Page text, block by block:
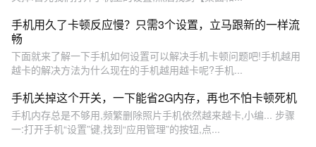
手机用久了卡顿反应慢？只需3个设置，立马跟新的一样流
畅
下面就来了解一下手机如何设置可以解决手机卡顿问题吧!手机越用
越卡的解决方法为什么现在的手机越用越卡呢?手机...
手机关掉这个开关，一下能省2G内存，再也不怕卡顿死机
手机内存总是不够用,频繁删除照片手机依然越来越卡,小编... 步骤
一:打开手机“设置”键,找到“应用管理”的按钮,点...